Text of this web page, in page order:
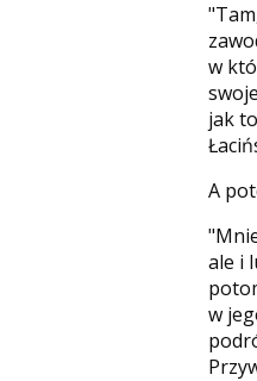
w
jak
A
ale i
w